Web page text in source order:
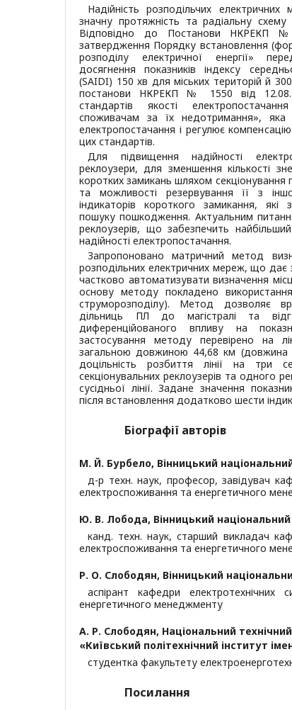
Надійність розподільчих
значну протяжність та радіальну
Відповідно до Постанови НКРЕКП
затвердження Порядку встановлення
розподілу електричної енергії»
досягнення показників індексу
(SAIDI) 150 хв для міських територій й
постанови НКРЕКП № 1550 від
стандартів якості
споживачам за їх недотримання», яка
електропостачання і регулює
цих стандартів.
Для підвищення надійності
реклоузери, для зменшення кількості
коротких замикань шляхом секціонування
та можливості резервування її з
індикаторів короткого замикання, які
пошуку пошкодження. Актуальним
реклоузерів, що забезпечить
надійності електропостачання.
Запропоновано матричний метод
розподільних електричних мереж, що дає
частково автоматизувати визначення
основу методу покладено використання
струморозподілу). Метод дозволяє
дільниць ПЛ до магістралі та
диференційованого впливу на
застосування методу перевірено на
загальною довжиною 44,68 км (довжина
доцільність розбиття лінії на три
секціонувальних реклоузерів та одного
сусідньої лінії. Задане значення
після встановлення додатково шести
Біографії авторів
М. Й. Бурбело, Вінницький
д-р техн. наук, професор, завідувач
електроспоживання та енергетичного
Ю. В. Лобода, Вінницький
канд. техн. наук, старший викладач
електроспоживання та енергетичного
Р. О. Слободян, Вінницький
аспірант кафедри електротехнічних
енергетичного менеджменту
А. Р. Слободян, Національний
«Київський політехнічний інститут
студентка факультету
Посилання